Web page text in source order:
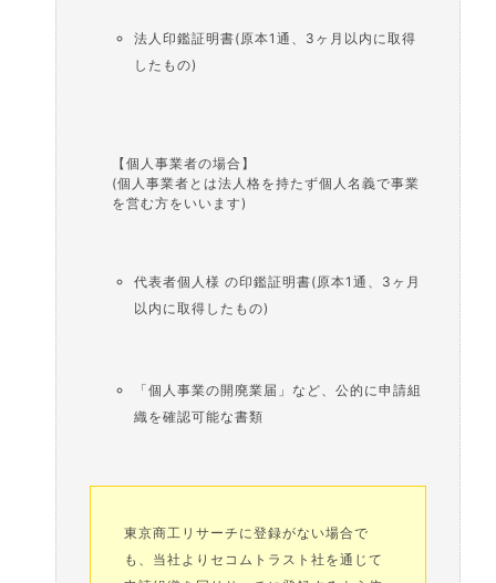
法人印鑑証明書(原本1通、3ヶ月以内に取得
したもの)
【個人事業者の場合】
(個人事業者とは法人格を持たず個人名義で事業
を営む方をいいます)
代表者個人様 の印鑑証明書(原本1通、3ヶ月
以内に取得したもの)
「個人事業の開廃業届」など、公的に申請組
織を確認可能な書類
東京商工リサーチに登録がない場合で
も、当社よりセコムトラスト社を通じて